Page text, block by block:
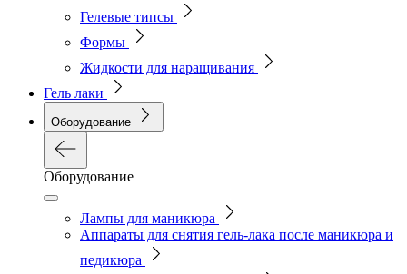
Гелевые типсы
Формы
Жидкости для наращивания
Гель лаки
Оборудование
Оборудование
Лампы для маникюра
Аппараты для снятия гель-лака после маникюра и
педикюра